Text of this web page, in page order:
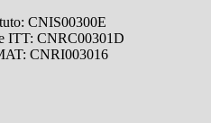
CNIS00300E
ITT: CNRC00301D
CNRI003016